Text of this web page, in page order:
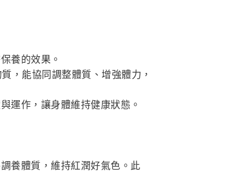
養的效果。
，能協同調整體質、增強體力，
運作，讓身體維持健康狀態。
養體質，維持紅潤好氣色。此